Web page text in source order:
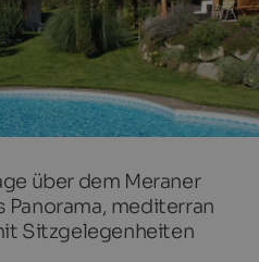
über dem Meraner
Panorama, mediterran
Sitzgelegenheiten